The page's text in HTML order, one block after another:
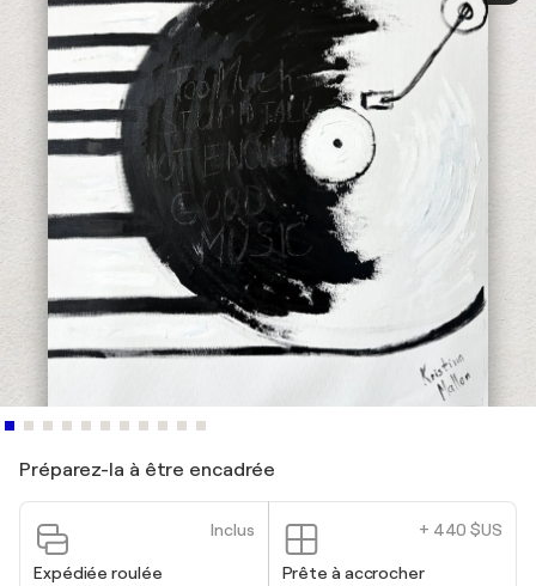
Préparez-la à être encadrée
Inclus
Expédiée roulée
+ 440 $US
Prête à accrocher